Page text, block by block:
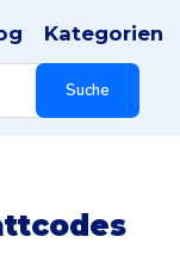
Suche
Kategorien